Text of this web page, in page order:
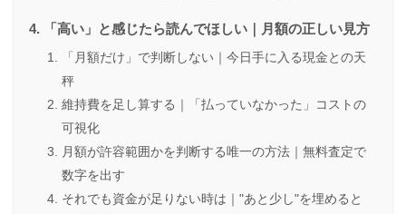
「高い」と感じたら読んでほしい｜月額の正しい見方
「月額だけ」で判断しない｜今日手に入る現金との天
秤
維持費を足し算する｜「払っていなかった」コストの
可視化
月額が許容範囲かを判断する唯一の方法｜無料査定で
数字を出す
それでも資金が足りない時は｜"あと少し"を埋めると